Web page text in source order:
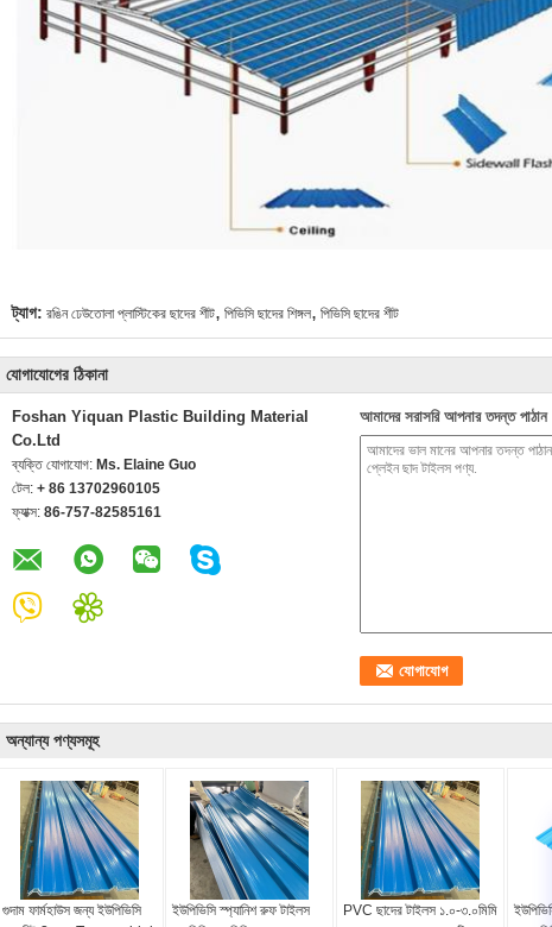
ট্যাগ: রঙিন ঢেউতোলা প্লাস্টিকের ছাদের শীট, পিভিসি ছাদের শিঙ্গল, পিভিসি ছাদের শীট
যোগাযোগের ঠিকানা
Foshan Yiquan Plastic Building Material
Co.Ltd
ব্যক্তি যোগাযোগ: Ms. Elaine Guo
টেল: + 86 13702960105
ফ্যাক্স: 86-757-82585161
আমাদের সরাসরি আপনার তদন্ত পাঠান
অন্যান্য পণ্যসমূহ
গুদাম ফার্মহাউস জন্য ইউপিভিসি
ইউপিভিসি স্প্যানিশ রুফ টাইলস
PVC ছাদের টাইলস ১.০-৩.০মিমি